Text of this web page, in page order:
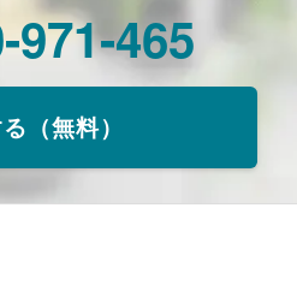
971-465
（無料）